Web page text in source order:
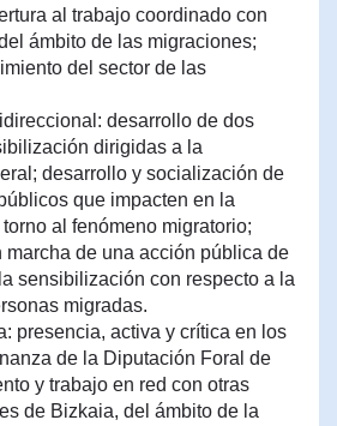
al trabajo coordinado con
ámbito de las migraciones;
del sector de las
desarrollo de dos
dirigidas a la
desarrollo y socialización de
que impacten en la
al fenómeno migratorio;
marcha de una acción pública de
sensibilización con respecto a la
migradas.
presencia, activa y crítica en los
de la Diputación Foral de
y trabajo en red con otras
de Bizkaia, del ámbito de la